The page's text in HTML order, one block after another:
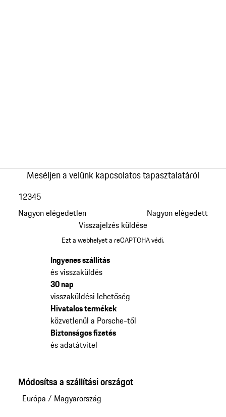
Meséljen a velünk kapcsolatos tapasztalatáról
Nagyon elégedetlen
12345
Nagyon elégedett
Visszajelzés küldése
Ezt a webhelyet a reCAPTCHA védi.
Ingyenes szállítás
és visszaküldés
30 nap
visszaküldési lehetőség
Hivatalos termékek
közvetlenül a Porsche-től
Biztonságos fizetés
és adatátvitel
Módosítsa a szállítási országot
Európa / Magyarország